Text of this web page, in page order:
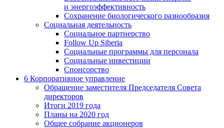
и энергоэффективность
Сохранение биологического разнообразия
Социальная деятельность
Социальное партнерство
Follow Up Siberia
Социальные программы для персонала
Социальные инвестиции
Спонсорство
6 Корпоративное управление
Обращение заместителя Председателя Совета
директоров
Итоги 2019 года
Планы на 2020 год
Общее собрание акционеров